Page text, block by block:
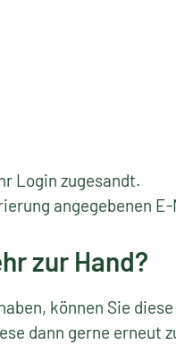
Login zugesandt.
angegebenen E-
zur Hand?
können Sie
dann gerne erneut